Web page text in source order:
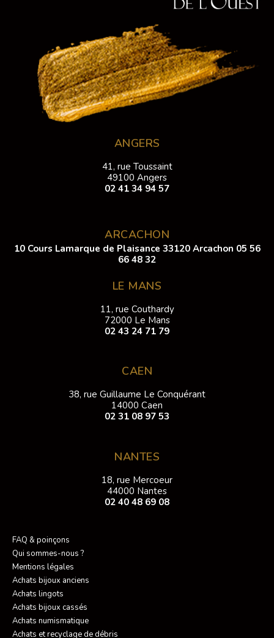
ANGERS
41, rue Toussaint
49100 Angers
02 41 34 94 57
ARCACHON
10 Cours Lamarque de Plaisance 33120 Arcachon 05 56
66 48 32
LE MANS
11, rue Couthardy
72000 Le Mans
02 43 24 71 79
CAEN
38, rue Guillaume Le Conquérant
14000 Caen
02 31 08 97 53
NANTES
18, rue Mercoeur
44000 Nantes
02 40 48 69 08
FAQ & poinçons
Qui sommes-nous ?
Mentions légales
Achats bijoux anciens
Achats lingots
Achats bijoux cassés
Achats numismatique
Achats et recyclage de débris